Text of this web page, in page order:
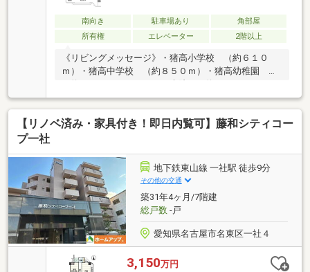
択。まずはお気軽に見学予約ボタンをCLICK！
『CENTURY21リラックホーム』『ご案内』から『アフ
ターフォロー』まで、同じスタッフが担当させて頂く
南向き 駐車場あり
角部屋
所有権
エレベーター 2階以上
《リビングメッセージ》・猪高小学校 （約６１０
ｍ）・猪高中学校 （約８５０ｍ）・猪高幼稚園
ソン名東社台 （約８０ｍ）・コープあいち上社店
（約３５０ｍ）・丁田公園 （約６００ｍ）《担当者
より一言》・不動産は実際に室内をご覧になってみな
ください。
【リノベ済み・家具付き！即日内覧可】藤和シティコー
プ一社
地下鉄東山線 一社駅 徒歩9分
その他の交通
築31年4ヶ月/7階建
総戸数-戸
愛知県名古屋市名東区一社４
3,150万円